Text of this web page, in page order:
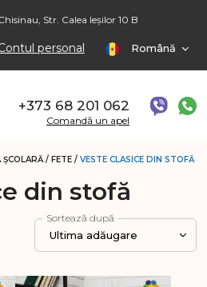
Str. Calea Ieșilor 10 B
personal Română
+373 68 201 062
Comandă un apel
ŞCOLARĂ / FETE / VESTE CLASICE DIN STOFĂ
din stofă
Sortează după
Ultima adăugare